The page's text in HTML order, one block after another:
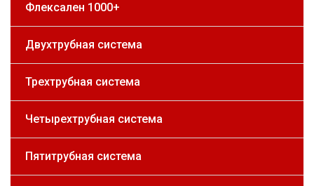
Флексален 1000+
Двухтрубная система
Трехтрубная система
Четырехтрубная система
Пятитрубная система